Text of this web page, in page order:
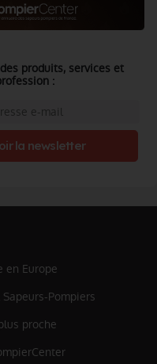
produits, services et
:
la newsletter
Europe
Pompiers
proche